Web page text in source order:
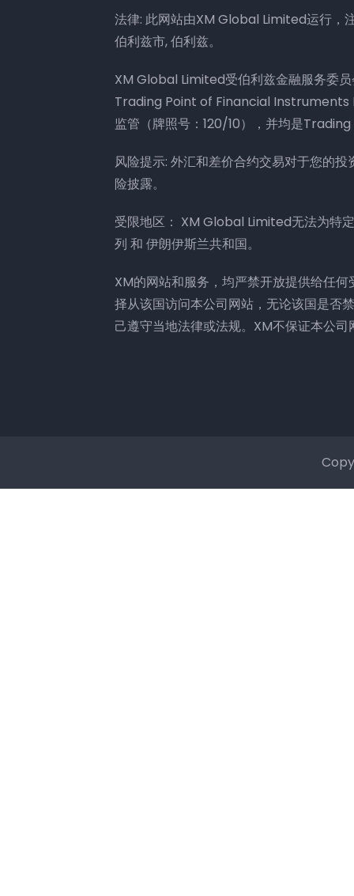
法律: 此网站由XM Global Limited运行
伯利兹市, 伯利兹。
XM Global Limited受伯利兹金融服务委
Trading Point of Financial Instruments
监管（牌照号：120/10），并均是
风险提示: 外汇和差价合约交易对于您的
险披露。
受限地区： XM Global Limited无法为特
列 和 伊朗伊斯兰共和国。
XM的网站和服务，均严禁开放提供给任
择从该国访问本公司网站，无论该国是否
己遵守当地法律或法规。XM不保证本公